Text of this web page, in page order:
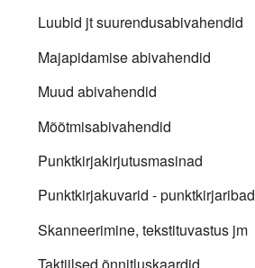
Luubid jt suurendusabivahendid
Majapidamise abivahendid
Muud abivahendid
Mõõtmisabivahendid
Punktkirjakirjutusmasinad
Punktkirjakuvarid - punktkirjaribad
Skanneerimine, tekstituvastus jm